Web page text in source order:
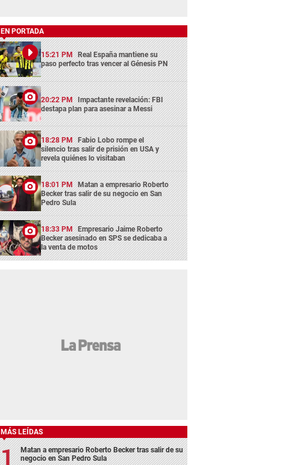
EN PORTADA
15:21 PM Real España mantiene su
paso perfecto tras vencer al Génesis PN
20:22 PM Impactante revelación: FBI
destapa plan para asesinar a Messi
18:28 PM Fabio Lobo rompe el
silencio tras salir de prisión en USA y
revela quiénes lo visitaban
18:01 PM Matan a empresario Roberto
Becker tras salir de su negocio en San
Pedro Sula
18:33 PM Empresario Jaime Roberto
Becker asesinado en SPS se dedicaba a
la venta de motos
MÁS LEÍDAS
Matan a empresario Roberto Becker tras salir de su
negocio en San Pedro Sula